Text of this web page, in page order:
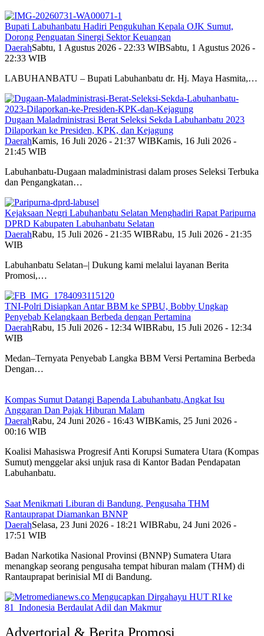
Bupati Labuhanbatu Hadiri Pengukuhan Kepala OJK Sumut,
Dorong Penguatan Sinergi Sektor Keuangan
DaerahSabtu, 1 Agustus 2026 - 22:33 WIBSabtu, 1 Agustus 2026 -
22:33 WIB
LABUHANBATU – Bupati Labuhanbatu dr. Hj. Maya Hasmita,…
Dugaan Maladministrasi Berat Seleksi Sekda Labuhanbatu 2023
Dilaporkan ke Presiden, KPK, dan Kejagung
DaerahKamis, 16 Juli 2026 - 21:37 WIBKamis, 16 Juli 2026 -
21:45 WIB
Labuhanbatu-Dugaan maladministrasi dalam proses Seleksi Terbuka
dan Pengangkatan…
Kejaksaan Negri Labuhanbatu Selatan Menghadiri Rapat Paripurna
DPRD Kabupaten Labuhanbatu Selatan
DaerahRabu, 15 Juli 2026 - 21:35 WIBRabu, 15 Juli 2026 - 21:35
WIB
Labuhanbatu Selatan–| Dukung kami melalui layanan Berita
Promosi,…
TNI-Polri Disiapkan Antar BBM ke SPBU, Bobby Ungkap
Penyebab Kelangkaan Berbeda dengan Pertamina
DaerahRabu, 15 Juli 2026 - 12:34 WIBRabu, 15 Juli 2026 - 12:34
WIB
Medan–Ternyata Penyebab Langka BBM Versi Pertamina Berbeda
Dengan…
Kompas Sumut Datangi Bapenda Labuhanbatu,Angkat Isu
Anggaran Dan Pajak Hiburan Malam
DaerahRabu, 24 Juni 2026 - 16:43 WIBKamis, 25 Juni 2026 -
00:16 WIB
Koalisi Mahasiswa Progresif Anti Korupsi Sumatera Utara (Kompas
Sumut) menggelar aksi unjuk rasa di Kantor Badan Pendapatan
Labuhanbatu.
Saat Menikmati Liburan di Bandung, Pengusaha THM
Rantauprapat Diamankan BNNP
DaerahSelasa, 23 Juni 2026 - 18:21 WIBRabu, 24 Juni 2026 -
17:51 WIB
Badan Narkotika Nasional Provinsi (BNNP) Sumatera Utara
menangkap seorang pengusaha tempat hiburan malam (THM) di
Rantauprapat berinisial MI di Bandung.
Advertorial & Berita Promosi